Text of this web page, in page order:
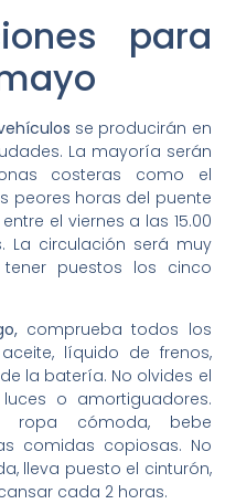
para
se producirán en
La mayoría serán
costeras como el
peores horas del puente
el viernes a las 15.00
La circulación será muy
puestos los cinco
comprueba todos los
líquido de frenos,
la batería. No olvides el
o amortiguadores.
ropa cómoda, bebe
comidas copiosas. No
lleva puesto el cinturón,
cada 2 horas.